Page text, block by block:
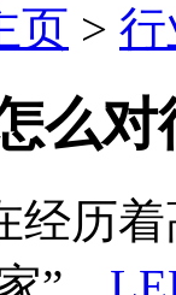
页 >
么对
经历